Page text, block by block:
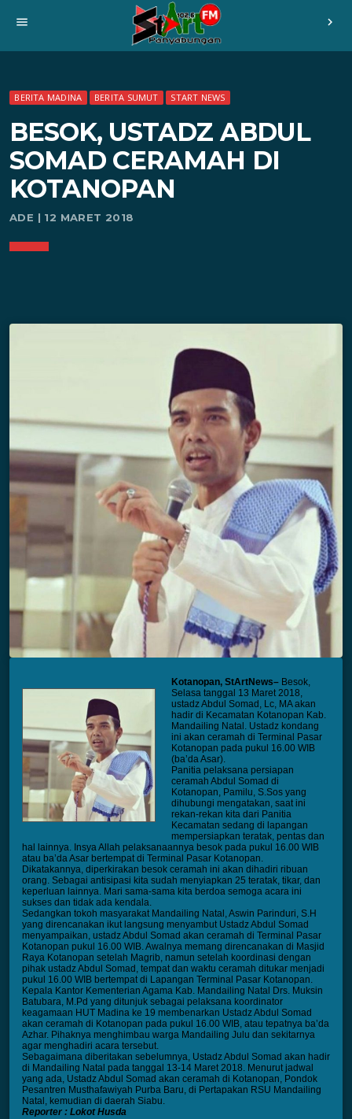
menu chevron_right
BERITA MADINA BERITA SUMUT START NEWS
BESOK, USTADZ ABDUL
SOMAD CERAMAH DI
KOTANOPAN
ADE | 12 MARET 2018
Kotanopan, StArtNews– Besok,
Selasa tanggal 13 Maret 2018,
ustadz Abdul Somad, Lc, MA akan
hadir di Kecamatan Kotanopan Kab.
Mandailing Natal. Ustadz kondang
ini akan ceramah di Terminal Pasar
Kotanopan pada pukul 16.00 WIB
(ba’da Asar).
Panitia pelaksana persiapan
ceramah Abdul Somad di
Kotanopan, Pamilu, S.Sos yang
dihubungi mengatakan, saat ini
rekan-rekan kita dari Panitia
Kecamatan sedang di lapangan
mempersiapkan teratak, pentas dan
hal lainnya. Insya Allah pelaksanaannya besok pada pukul 16.00 WIB
atau ba’da Asar bertempat di Terminal Pasar Kotanopan.
Dikatakannya, diperkirakan besok ceramah ini akan dihadiri ribuan
orang. Sebagai antisipasi kita sudah menyiapkan 25 teratak, tikar, dan
keperluan lainnya. Mari sama-sama kita berdoa semoga acara ini
sukses dan tidak ada kendala.
Sedangkan tokoh masyarakat Mandailing Natal, Aswin Parinduri, S.H
yang direncanakan ikut langsung menyambut Ustadz Abdul Somad
menyampaikan, ustadz Abdul Somad akan ceramah di Terminal Pasar
Kotanopan pukul 16.00 WIB. Awalnya memang direncanakan di Masjid
Raya Kotanopan setelah Magrib, namun setelah koordinasi dengan
pihak ustadz Abdul Somad, tempat dan waktu ceramah ditukar menjadi
pukul 16.00 WIB bertempat di Lapangan Terminal Pasar Kotanopan.
Kepala Kantor Kementerian Agama Kab. Mandailing Natal Drs. Muksin
Batubara, M.Pd yang ditunjuk sebagai pelaksana koordinator
keagamaan HUT Madina ke 19 membenarkan Ustadz Abdul Somad
akan ceramah di Kotanopan pada pukul 16.00 WIB, atau tepatnya ba’da
Azhar. Pihaknya menghimbau warga Mandailing Julu dan sekitarnya
agar menghadiri acara tersebut.
Sebagaimana diberitakan sebelumnya, Ustadz Abdul Somad akan hadir
di Mandailing Natal pada tanggal 13-14 Maret 2018. Menurut jadwal
yang ada, Ustadz Abdul Somad akan ceramah di Kotanopan, Pondok
Pesantren Musthafawiyah Purba Baru, di Pertapakan RSU Mandailing
Natal, kemudian di daerah Siabu.
Reporter : Lokot Husda